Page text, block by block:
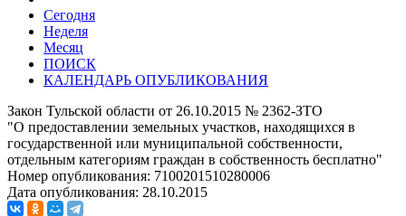
Сегодня
Неделя
Месяц
ПОИСК
КАЛЕНДАРЬ ОПУБЛИКОВАНИЯ
Закон Тульской области от 26.10.2015 № 2362-ЗТО
"О предоставлении земельных участков, находящихся в
государственной или муниципальной собственности,
отдельным категориям граждан в собственность бесплатно"
Номер опубликования: 7100201510280006
Дата опубликования: 28.10.2015